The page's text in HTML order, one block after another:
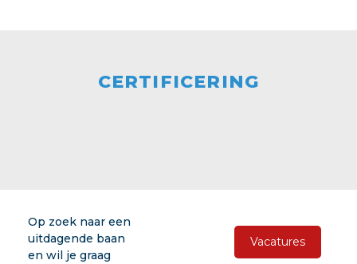
CERTIFICERING
Op zoek naar een
uitdagende baan
en wil je graag
Vacatures